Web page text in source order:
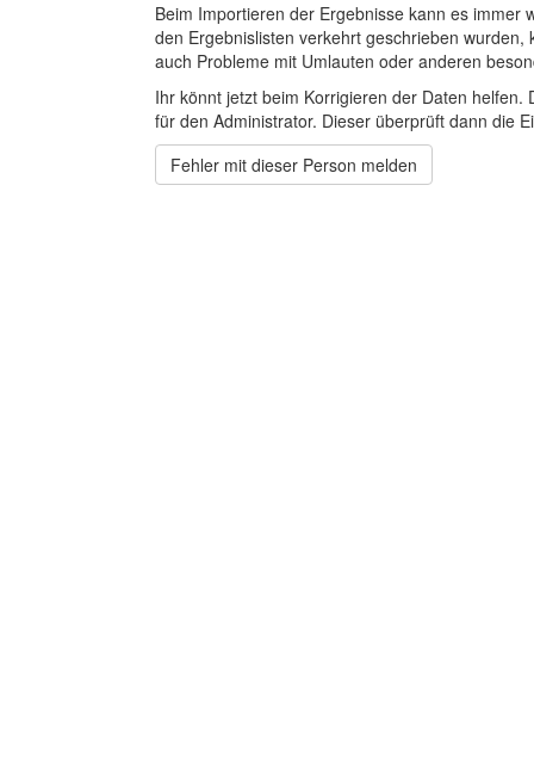
Beim Importieren der Ergebnisse kann es
den Ergebnislisten verkehrt geschrieben
auch Probleme mit Umlauten oder anderen
Ihr könnt jetzt beim Korrigieren der Daten
für den Administrator. Dieser überprüft dann die
Fehler mit dieser Person melden